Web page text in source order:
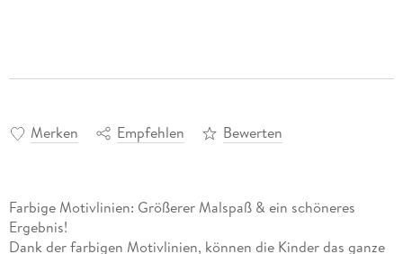
Merken Empfehlen Bewerten
Farbige Motivlinien: Größerer Malspaß & ein schöneres
Ergebnis!
Dank der farbigen Motivlinien, können die Kinder das ganze